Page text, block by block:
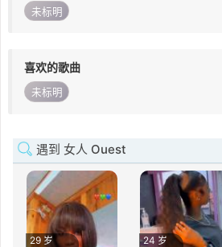
未标明
喜欢的歌曲
未标明
遇到 女人 Ouest
29 岁
24 岁